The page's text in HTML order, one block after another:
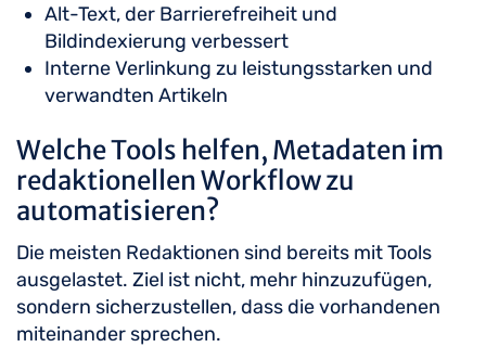
Alt-Text, der Barrierefreiheit und
Bildindexierung verbessert
Interne Verlinkung zu leistungsstarken und
verwandten Artikeln
Welche Tools helfen, Metadaten im
redaktionellen Workflow zu
automatisieren?
Die meisten Redaktionen sind bereits mit Tools
ausgelastet. Ziel ist nicht, mehr hinzuzufügen,
sondern sicherzustellen, dass die vorhandenen
miteinander sprechen.